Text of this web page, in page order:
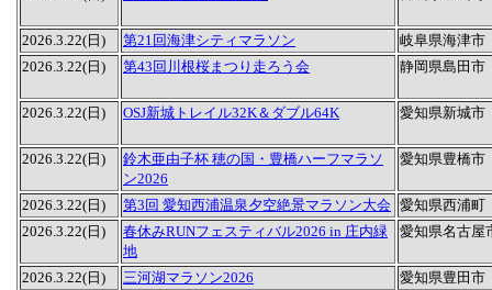
2026.3.22(日) 第21回海津シティマラソン
岐阜県海津市
2026.3.22(日)
第43回川根桜まつり走ろう会 静岡県島田市
2026.3.22(日) OSJ新城トレイル32K＆ダブル64K 愛知県新城市
2026.3.22(日)
鈴木亜由子杯 穂の国・豊橋ハーフマラソ
ン2026
愛知県豊橋市
2026.3.22(日) 第3回 愛知西浦温泉夕空絶景マラソン大会 愛知県西浦町
2026.3.22(日)
春休みRUNフェスティバル2026 in 庄内緑
地
愛知県名古屋
2026.3.22(日) 三河湖マラソン2026
愛知県豊田市